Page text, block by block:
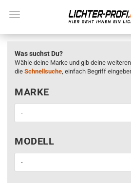
Was suchst Du?
Wähle deine Marke und gib deine
die Schnellsuche, einfach Begriff
MARKE
MARKE
MODELL
MODELL